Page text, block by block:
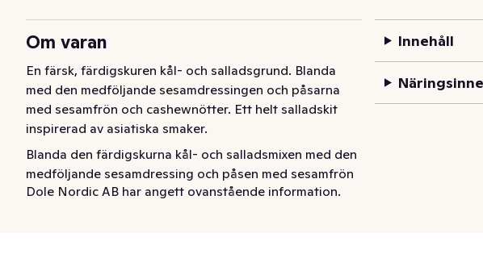
Om varan
En färsk, färdigskuren kål- och salladsgrund. Blanda
med den medföljande sesamdressingen och påsarna
med sesamfrön och cashewnötter. Ett helt salladskit
inspirerad av asiatiska smaker.
Blanda den färdigskurna kål- och salladsmixen med den
medföljande sesamdressing och påsen med sesamfrön
och hackade cashewnötter. Färskt, gott och enkelt!
Dole Nordic AB har angett ovanstående information.
Innehåll